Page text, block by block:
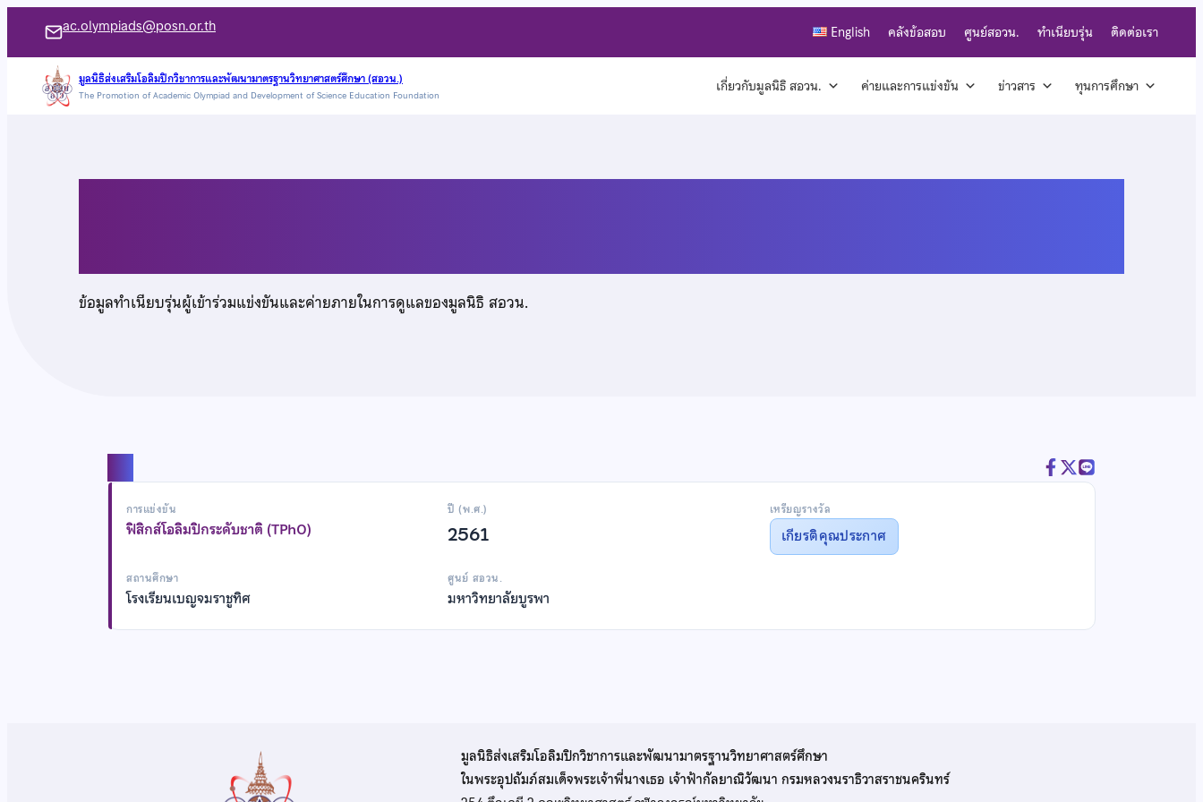
เนื้อหา
ac.olympiads@posn.or.th English คลังข้อสอบ ศูนย์สอวน. ทำเนียบรุ่น ติดต่อเรา
มูลนิธิส่งเสริมโอลิมปิกวิชาการและพัฒนามาตรฐานวิทยาศาสตร์ศึกษา (สอวน.)
The Promotion of Academic Olympiad and Development of Science Education Foundation เกี่ยวกับมูลนิธิ สอวน. ค่ายและการแข่งขัน ข่าวสาร ทุนการศึกษา
ข้อมูลทำเนียบรุ่นผู้เข้าร่วมแข่งขันและค่ายภายในการดูแลของมูลนิธิ สอวน.
การแข่งขัน
ฟิสิกส์โอลิมปิกระดับชาติ (TPhO)
ปี (พ.ศ.)
2561
เหรียญรางวัล
เกียรติคุณประกาศ
สถานศึกษา
โรงเรียนเบญจมราชูทิศ
ศูนย์ สอวน.
มหาวิทยาลัยบูรพา
มูลนิธิส่งเสริมโอลิมปิกวิชาการและพัฒนามาตรฐานวิทยาศาสตร์ศึกษา
ในพระอุปถัมภ์สมเด็จพระเจ้าพี่นางเธอ เจ้าฟ้ากัลยาณิวัฒนา กรมหลวงนราธิวาสราชนครินทร์